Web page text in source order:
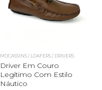
MOCASSINS / LOAFERS / DRIVERS
Driver Em Couro
Legítimo Com Estilo
Náutico